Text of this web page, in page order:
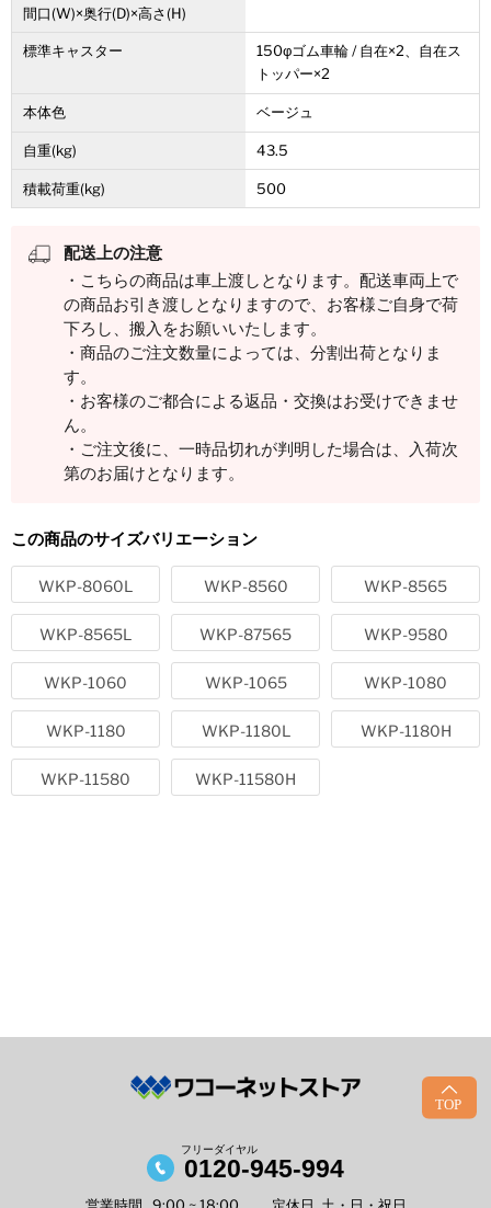
【商品特長】
・床板にワンタッチロックシステム採用 【特許 第3481849
号】
セッティング・収納時は、ワンタッチで底板をフレームに自動
ロック。片手でも簡単に組み立てをおこなえます。床板プラス
チックタイプは軽量ですので、女性でもお手軽にお使いいただ
・静かさが決め手
ステー先端部と回転部に消音効果を高める樹脂製イエローキャ
ップを標準装備。作業中の騒音を大幅に低減します。
ブルコーティングを採用。TGIC粉体塗装は、野外使用時の光沢
劣化がほとんど発生せず、メラニン焼付け塗装の約10倍の強度
間口(W)×奥行(D)×高さ(H)
標準キャスター
150φゴム車輪 / 自在×2、自在ス
トッパー×2
本体色 ベージュ
自重(kg) 43.5
積載荷重(kg) 500
配送上の注意
・こちらの商品は車上渡しとなります。配送車両上で
の商品お引き渡しとなりますので、お客様ご自身で荷
下ろし、搬入をお願いいたします。
・商品のご注文数量によっては、分割出荷となりま
す。
・お客様のご都合による返品・交換はお受けできませ
ん。
・ご注文後に、一時品切れが判明した場合は、入荷次
第のお届けとなります。
この商品のサイズバリエーション
WKP-8060L WKP-8560 WKP-8565
WKP-8565L WKP-87565 WKP-9580
WKP-1060 WKP-1065 WKP-1080
WKP-1180 WKP-1180L WKP-1180H
WKP-11580 WKP-11580H
フリーダイヤル
0120-945-994